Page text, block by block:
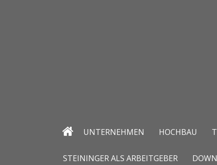
UNTERNEHMEN HOCHBAU
STEININGER ALS ARBEITGEBER